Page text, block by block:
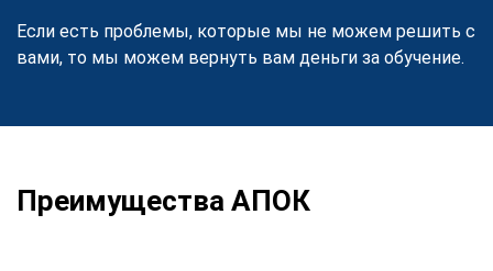
Если есть проблемы, которые мы не можем решить с
вами, то мы можем вернуть вам деньги за обучение.
Преимущества АПОК